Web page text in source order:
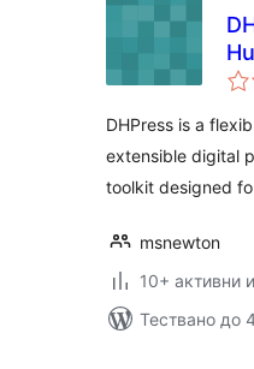
DHPress is a
extensible digital
toolkit designed
msnewton
10+ активни
Тествано до